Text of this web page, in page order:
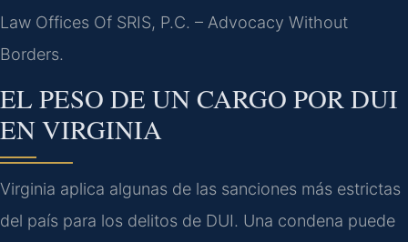
Law Offices Of SRIS, P.C. – Advocacy Without
Borders.
EL PESO DE UN CARGO POR DUI
EN VIRGINIA
Virginia aplica algunas de las sanciones más estrictas
del país para los delitos de DUI. Una condena puede